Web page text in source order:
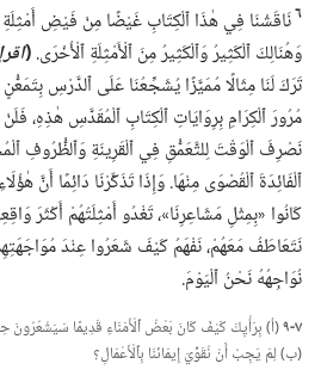
٦نَاقَشْنَا فِي هٰذَا ٱلْكِتَابِ غَيْضًا مِنْ فَيْضِ أَمْثِلَةِ
وَهُنَالِكَ ٱلْكَثِيرُ وَٱلْكَثِيرُ مِنَ ٱلْأَمْثِلَةِ ٱلْأُخْرَى.‏‏(‏
تَرَكَ لَنَا مِثَالًا مُمَيَّزًا يُشَجِّعُنَا عَلَى ٱلدَّرْسِ بِتَمَعُّنٍ
مُرُورَ ٱلْكِرَامِ بِرِوَايَاتِ ٱلْكِتَابِ ٱلْمُقَدَّسِ هٰذِهِ،‏
نَصْرِفَ ٱلْوَقْتَ لِلتَّعَمُّقِ فِي ٱلْقَرِينَةِ وَٱلظُّرُوفِ
ٱلْفَائِدَةَ ٱلْقُصْوَى مِنْهَا.‏ وَإِذَا تَذَكَّرْنَا دَائِمًا أَنَّ
كَانُوا «بِمِثْلِ مَشَاعِرِنَا»،‏ تَغْدُو أَمْثِلَتُهُمْ أَكْثَرَ
نَتَعَاطَفُ مَعَهُمْ،‏ نَفْهَمُ كَيْفَ شَعَرُوا عِنْدَ
نُوَاجِهُهُ نَحْنُ ٱلْيَوْمَ.‏
٧-‏٩ (‏أ)‏ بِرَأْيِكَ كَيْفَ كَانَ بَعْضُ ٱلْأُمَنَاءِ قَدِيمًا سَيَشْعُرُونَ
(‏ب)‏ لِمَ يَجِبُ أَنْ نُقَوِّيَ إِيمَانَنَا بِٱلْأَعْمَالِ؟‏